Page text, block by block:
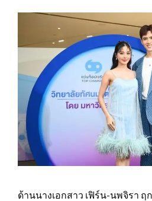
ด้านนางเอกสาว เฟิร์น-นพจิรา